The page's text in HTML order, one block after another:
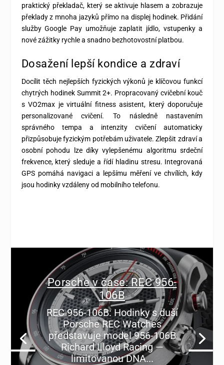
praktický překladač, který se aktivuje hlasem a zobrazuje
překlady z mnoha jazyků přímo na displej hodinek. Přidání
služby Google Pay umožňuje zaplatit jídlo, vstupenky a
nové zážitky rychle a snadno bezhotovostní platbou.
Dosažení lepší kondice a zdraví
Docílit těch nejlepších fyzických výkonů je klíčovou funkcí
chytrých hodinek Summit 2+. Propracovaný cvičební kouč
s VO2max je virtuální fitness asistent, který doporučuje
personalizované cvičení. To následně nastavením
správného tempa a intenzity cvičení automaticky
přizpůsobuje fyzickým potřebám uživatele. Zlepšit zdraví a
osobní pohodu lze díky vylepšenému algoritmu srdeční
frekvence, který sleduje a řídí hladinu stresu. Integrovaná
GPS pomáhá navigaci a lepšímu měření ve chvílích, kdy
jsou hodinky vzdáleny od mobilního telefonu.
Porsche v čase: REC 956-
106B
REC 956-106B: Hodinky s duší
Porsche REC Watches
představuje model 956-106B
Richard Lloyd Racing —
limitovanou DNA...